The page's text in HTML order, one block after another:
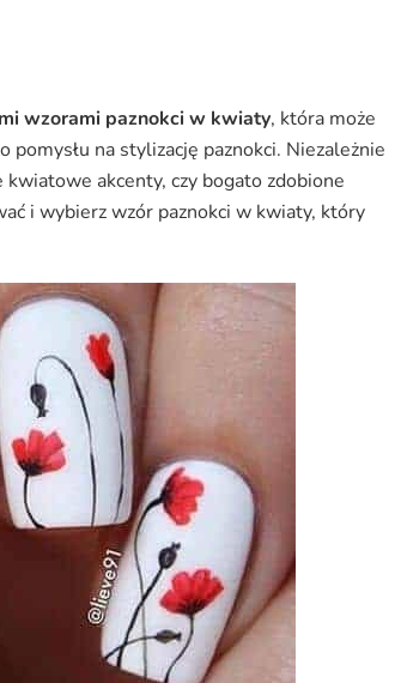
wzorami paznokci w kwiaty, która może
pomysłu na stylizację paznokci. Niezależnie
akcenty, czy bogato zdobione
i wybierz wzór paznokci w kwiaty, który